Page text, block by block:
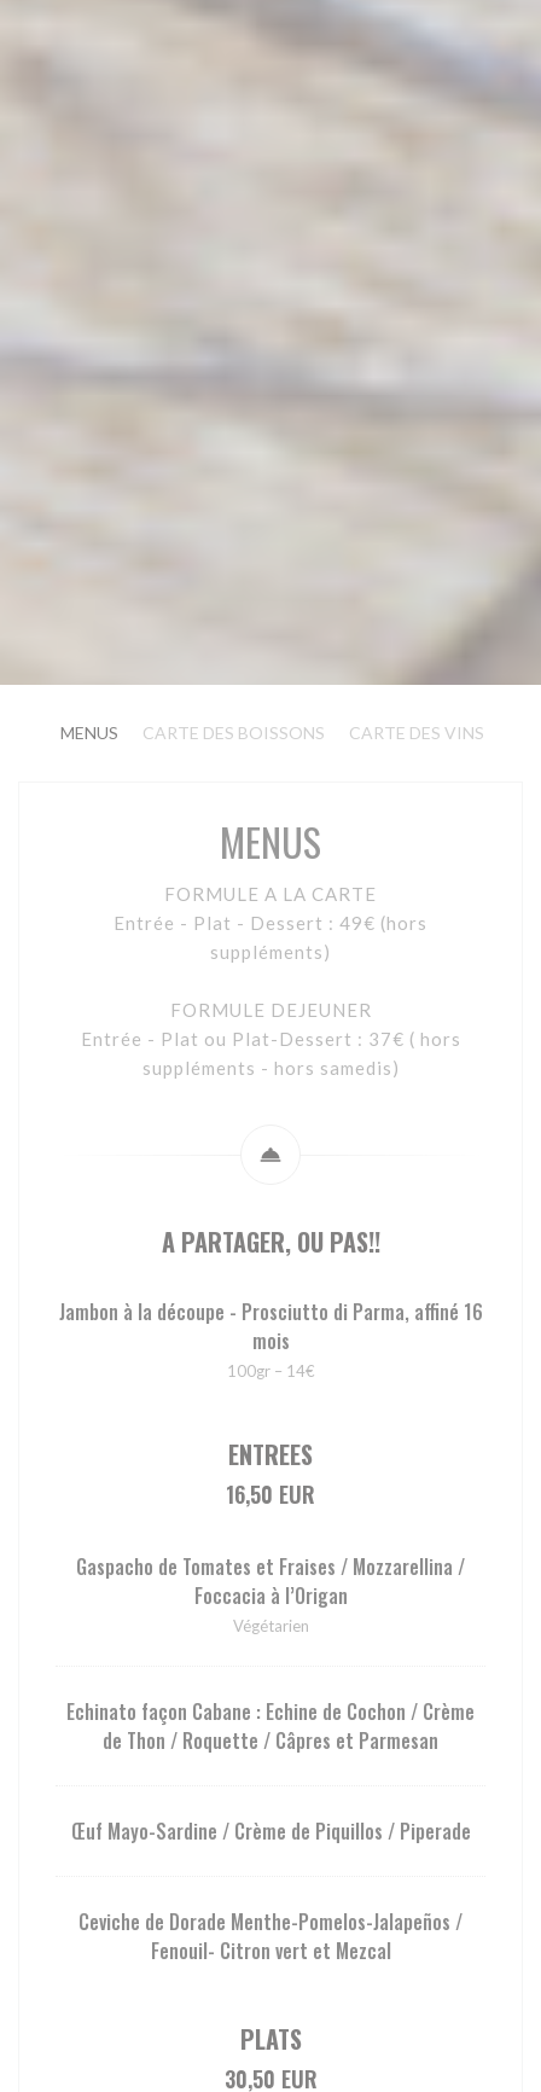
MENUS CARTE DES BOISSONS CARTE DES VINS
MENUS
FORMULE A LA CARTE
Entrée - Plat - Dessert : 49€ (hors
suppléments)
FORMULE DEJEUNER
Entrée - Plat ou Plat-Dessert : 37€ ( hors
suppléments - hors samedis)
A PARTAGER, OU PAS!!
Jambon à la découpe - Prosciutto di Parma, affiné 16
mois
100gr – 14€
ENTREES
16,50 EUR
Gaspacho de Tomates et Fraises / Mozzarellina /
Foccacia à l’Origan
Végétarien
Echinato façon Cabane : Echine de Cochon / Crème
de Thon / Roquette / Câpres et Parmesan
Œuf Mayo-Sardine / Crème de Piquillos / Piperade
Ceviche de Dorade Menthe-Pomelos-Jalapeños /
Fenouil- Citron vert et Mezcal
PLATS
30,50 EUR